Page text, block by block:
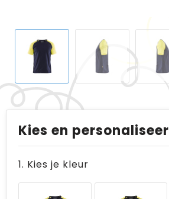
Kies en personaliseer
1. Kies je kleur